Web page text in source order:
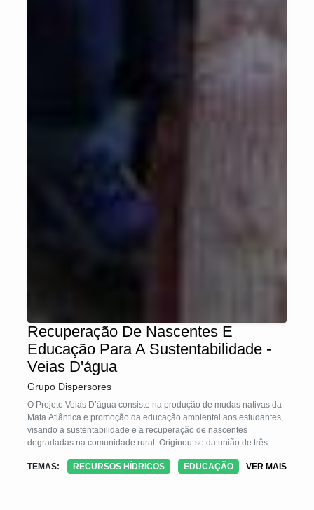
Recuperação De Nascentes E
Educação Para A Sustentabilidade -
Veias D'água
Grupo Dispersores
O Projeto Veias D’água consiste na produção de mudas nativas da
Mata Atlântica e promoção da educação ambiental aos estudantes,
visando a sustentabilidade e a recuperação de nascentes
degradadas na comunidade rural. Originou-se da união de três
TEMAS:
RECURSOS HÍDRICOS EDUCAÇÃO VER MAIS